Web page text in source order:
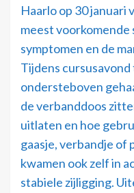
Haarlo op 30 januari
meest voorkomende
symptomen en de
Tijdens
ondersteboven
de verbanddoos
uitlaten en hoe
gaasje, verbandje of
kwamen ook zelf in
stabiele zijligging.